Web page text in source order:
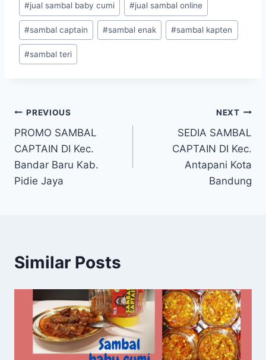
#jual sambal baby cumi #jual sambal online
#sambal captain #sambal enak #sambal kapten
#sambal teri
PREVIOUS
PROMO SAMBAL
CAPTAIN DI Kec.
Bandar Baru Kab.
Pidie Jaya
NEXT
SEDIA SAMBAL
CAPTAIN DI Kec.
Antapani Kota
Bandung
Similar Posts